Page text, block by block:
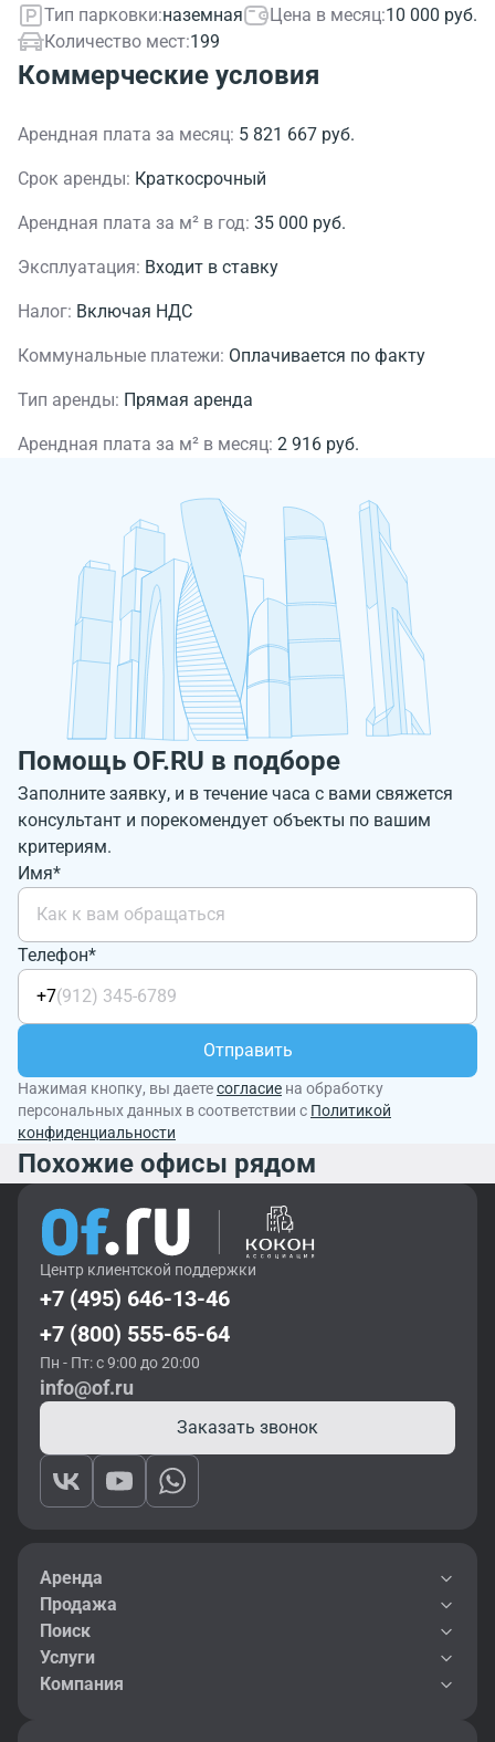
Тип парковки:наземная Цена в месяц:10 000 руб.
Количество мест:199
Коммерческие условия
Арендная плата за месяц: 5 821 667 руб.
Срок аренды: Краткосрочный
Арендная плата за м² в год: 35 000 руб.
Эксплуатация: Входит в ставку
Налог: Включая НДС
Коммунальные платежи: Оплачивается по факту
Тип аренды: Прямая аренда
Арендная плата за м² в месяц: 2 916 руб.
Помощь OF.RU в подборе
Заполните заявку, и в течение часа с вами свяжется
консультант и порекомендует объекты по вашим
критериям.
Имя*
Телефон*
+7
Отправить
Нажимая кнопку, вы даетесогласие на обработку
персональных данных в соответствии с Политикой
конфиденциальности
Похожие офисы рядом
Центр клиентской поддержки
+7 (495) 646-13-46
+7 (800) 555-65-64
Пн - Пт: с 9:00 до 20:00
info@of.ru
Заказать звонок
Аренда
Продажа
Поиск
Услуги
Компания